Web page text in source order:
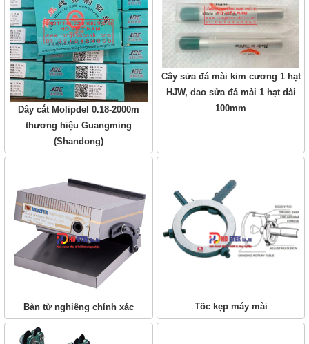
Dây cắt Molipdel 0.18-2000m
thương hiệu Guangming
(Shandong)
Cây sửa đá mài kim cương 1 hạt
HJW, dao sửa đá mài 1 hạt dài
100mm
Bàn từ nghiêng chính xác Tốc kẹp máy mài